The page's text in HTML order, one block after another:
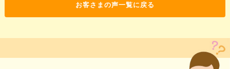
お客さまの声一覧に戻る